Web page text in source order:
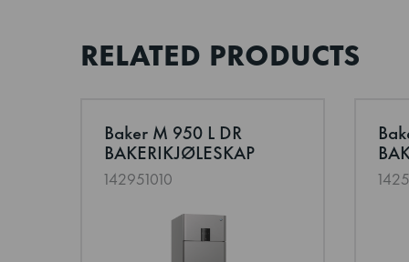
Netto nytteinnhold
RELATED PRODUCTS
Baker M 950 L DR
BAKERIKJØLESKAP
142951010
Les mer om Baker M 950 L DR Les